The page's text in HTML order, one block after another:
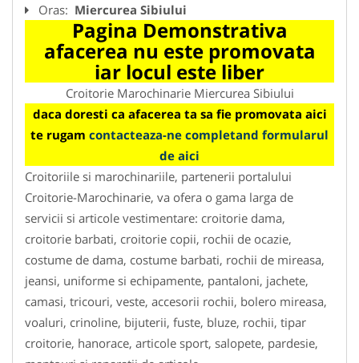
Oras: Miercurea Sibiului
Pagina Demonstrativa
afacerea nu este promovata
iar locul este liber
Croitorie Marochinarie Miercurea Sibiului
daca doresti ca afacerea ta sa fie promovata aici
te rugam contacteaza-ne completand formularul
de aici
Croitoriile si marochinariile, partenerii portalului
Croitorie-Marochinarie, va ofera o gama larga de
servicii si articole vestimentare: croitorie dama,
croitorie barbati, croitorie copii, rochii de ocazie,
costume de dama, costume barbati, rochii de mireasa,
jeansi, uniforme si echipamente, pantaloni, jachete,
camasi, tricouri, veste, accesorii rochii, bolero mireasa,
voaluri, crinoline, bijuterii, fuste, bluze, rochii, tipar
croitorie, hanorace, articole sport, salopete, pardesie,